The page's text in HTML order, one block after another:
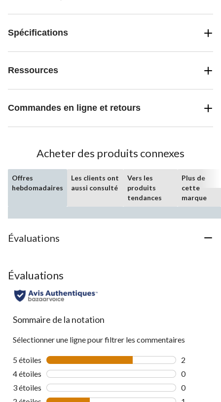
Spécifications
Ressources
Commandes en ligne et retours
Acheter des produits connexes
Offres
hebdomadaires
Les clients ont
aussi consulté
Vers les
produits
tendances
Plus de
cette
marque
Évaluations
Évaluations
Sommaire de la notation
Sélectionner une ligne pour filtrer les commentaires
5 étoiles étoiles
2
2
4 étoiles étoiles
0
0
3 étoiles étoiles
0
0